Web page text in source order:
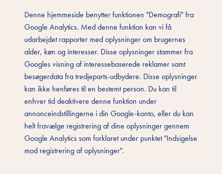
Denne hjemmeside benytter funktionen "Demografi" fra
Google Analytics. Med denne funktion kan vi få
udarbejdet rapporter med oplysninger om brugernes
alder, køn og interesser. Disse oplysninger stammer fra
Googles visning af interessebaserede reklamer samt
besøgerdata fra tredjeparts-udbydere. Disse oplysninger
kan ikke henføres til en bestemt person. Du kan til
enhver tid deaktivere denne funktion under
annonceindstillingerne i din Google-konto, eller du kan
helt fravælge registrering af dine oplysninger gennem
Google Analytics som forklaret under punktet "Indsigelse
mod registrering af oplysninger".